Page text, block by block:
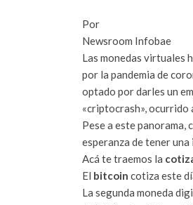
Por
Newsroom Infobae
Las monedas virtuales
por la pandemia de
optado por darles un
«criptocrash», ocurrido
Pese a este panorama,
esperanza de tener
Acá te traemos la
El bitcoin cotiza este
La segunda moneda